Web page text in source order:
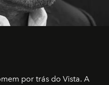
por trás do Vista. A